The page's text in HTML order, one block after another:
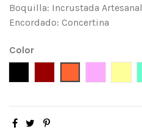
Boquilla: Incrustada Artesanal
Encordado: Concertina
Color